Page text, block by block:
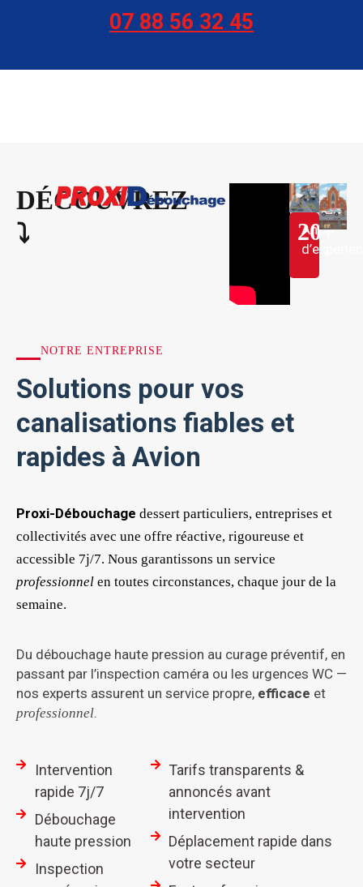
07 88 56 32 45
DÉCOUVREZ
⤵︎
20+
Ans
NOTRE ENTREPRISE
Solutions pour vos
canalisations fiables et
rapides à Avion
Proxi-Débouchage dessert particuliers, entreprises et
collectivités avec une offre réactive, rigoureuse et
accessible 7j/7. Nous garantissons un service
professionnel en toutes circonstances, chaque jour de la
semaine.
Du débouchage haute pression au curage préventif, en
passant par l’inspection caméra ou les urgences WC —
nos experts assurent un service propre, efficace et
professionnel.
Intervention
rapide 7j/7
Débouchage
haute pression
Inspection
Tarifs transparents &
annoncés avant
intervention
Déplacement rapide dans
votre secteur